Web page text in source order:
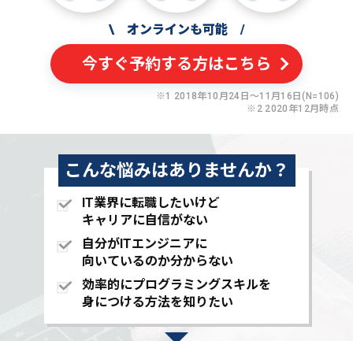
\ オンラインも可能 /
今すぐ予約する方はこちら
※1 2018年10月24日〜11月16日(N=106)
※2 2020年12月時点
こんな悩みはありませんか？
IT業界に転職したいけど
キャリアに自信がない
自分がITエンジニアに
向いているのか分からない
効率的にプログラミングスキルを
身につける方法を知りたい